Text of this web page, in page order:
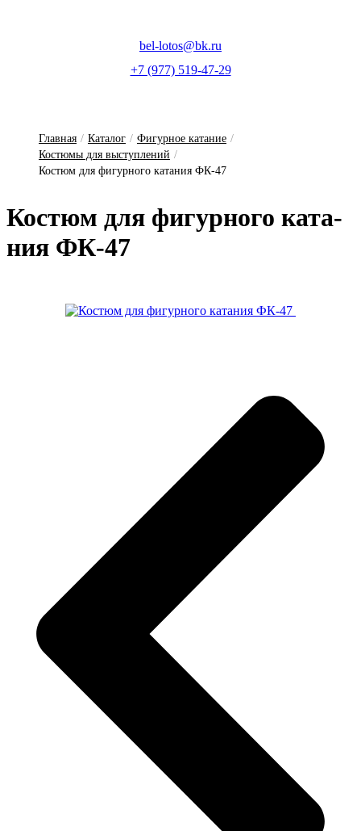
bel-lotos@bk.ru
+7 (977) 519-47-29
Главная / Каталог / Фигурное катание /
Костюмы для выступлений /
Костюм для фигурного катания ФК-47
Кос­тюм для фи­гур­но­го ка­та­
ния ФК-47